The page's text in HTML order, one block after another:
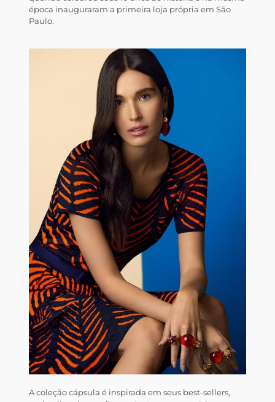
época inauguraram a primeira loja própria em São
Paulo.
A coleção cápsula é inspirada em seus best-sellers,